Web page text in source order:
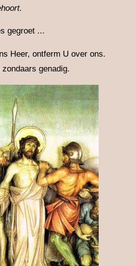
gegroet ...
Heer, ontferm U over ons.
genadig.